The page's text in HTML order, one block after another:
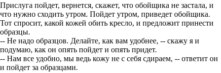
Прислуга пойдет, вернется, скажет, что обойщика не застала, и
что нужно сходить утром. Пойдет утром, приведет обойщика.
Тот спросит, какой кожей обить кресло, и предложит принести
образцы.
-- Не надо образцов. Делайте, как вам удобнее, -- скажу я и
подумаю, как он опять пойдет и опять придет.
-- Нам все удобно, мы ведь кожу не с себя сдираем, -- ответит он
и пойдет за образцами.